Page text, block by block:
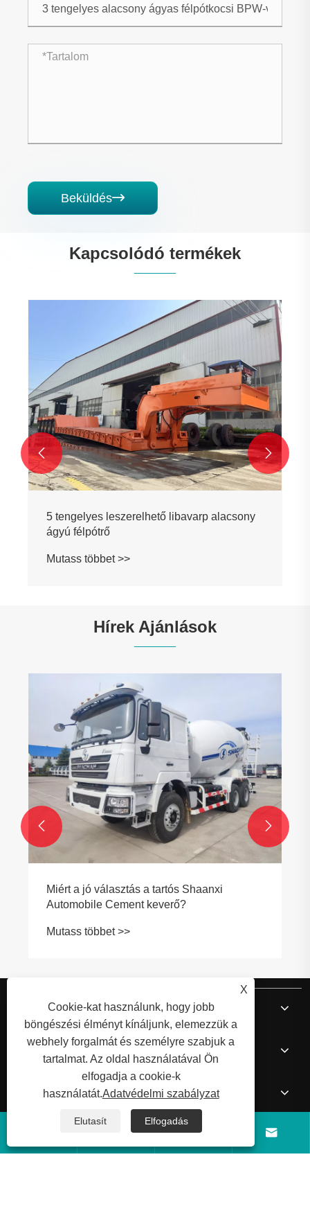
Beküldés
Kapcsolódó termékek
5 tengelyes leszerelhető libavarp alacsony
ágyú félpótrő
Mutass többet >>
 
Hírek Ajánlások
Miért a jó választás a tartós Shaanxi
Automobile Cement keverő?
Mutass többet >>
 
Rólunk
Termékek
Lépjen kapcsolatba velünk  
X
Cookie-kat használunk, hogy jobb
böngészési élményt kínáljunk, elemezzük a
webhely forgalmát és személyre szabjuk a
tartalmat. Az oldal használatával Ön
elfogadja a cookie-k
használatát.Adatvédelmi szabályzat
Elutasít Elfogadás